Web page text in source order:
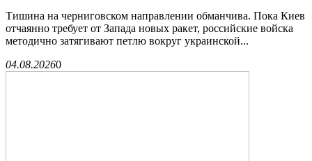
Тишина на черниговском направлении обманчива. Пока Киев
отчаянно требует от Запада новых ракет, российские войска
методично затягивают петлю вокруг украинской...
04.08.20260